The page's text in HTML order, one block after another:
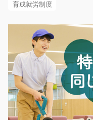
グループホームで
急募
ご利用者様とレクリ
散歩に行ったり！資…
長期（3ヶ月以上）
育成就労制度